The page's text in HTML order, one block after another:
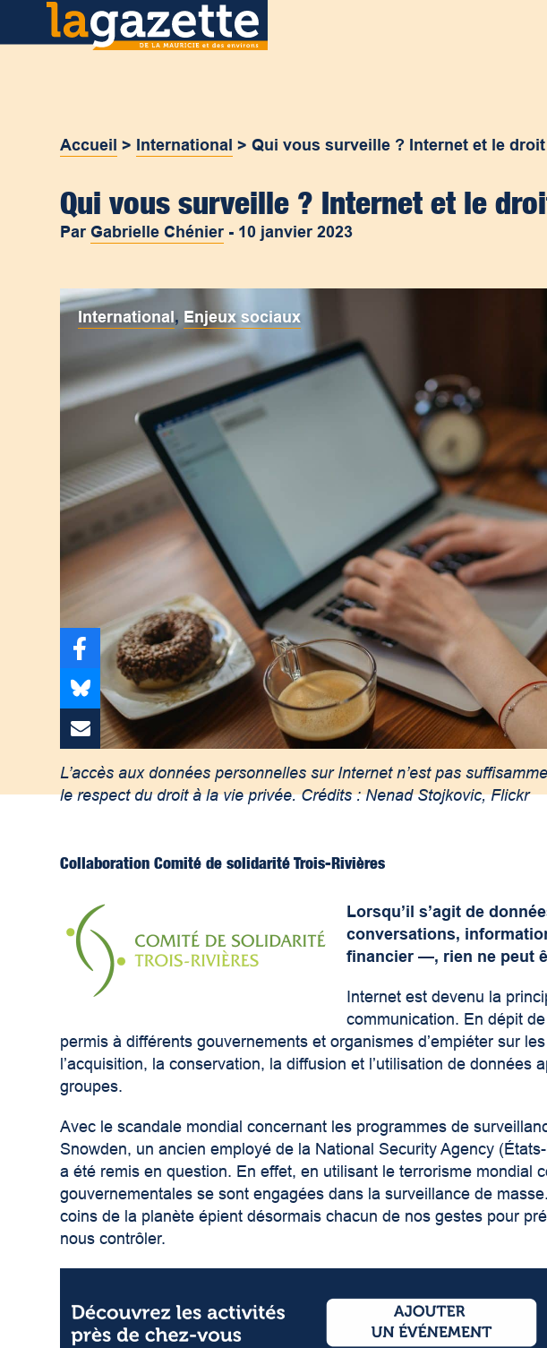
Accueil > International >Qui vous surveille ? Internet et le
Qui vous surveille ? Internet et le
ParGabrielle Chénier - 10 janvier 2023
International , Enjeux sociaux
L’accès aux données personnelles sur Internet n’est pas
le respect du droit à la vie privée. Crédits : Nenad Stojkovic, Flickr
CollaborationComité de solidarité Trois-Rivières
Lorsqu’il s’agit de
conversations,
financier —, rien ne peut
Internet est devenu la
communication. En dépit
permis à différents gouvernements et organismes d’empiéter sur
l’acquisition, la conservation, la diffusion et l’utilisation de données
groupes.
Avec le scandale mondial concernant les programmes de
Snowden, un ancien employé de la National Security Agency
a été remis en question. En effet, en utilisant le terrorisme mondial
gouvernementales se sont engagées dans la surveillance de
coins de la planète épient désormais chacun de nos gestes pour
nous contrôler.